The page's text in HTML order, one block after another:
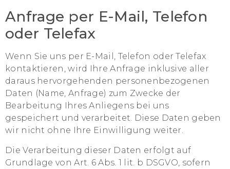
Anfrage per E-Mail, Telefon
oder Telefax
Wenn Sie uns per E-Mail, Telefon oder Telefax
kontaktieren, wird Ihre Anfrage inklusive aller
daraus hervorgehenden personenbezogenen
Daten (Name, Anfrage) zum Zwecke der
Bearbeitung Ihres Anliegens bei uns
gespeichert und verarbeitet. Diese Daten geben
wir nicht ohne Ihre Einwilligung weiter.
Die Verarbeitung dieser Daten erfolgt auf
Grundlage von Art. 6 Abs. 1 lit. b DSGVO, sofern